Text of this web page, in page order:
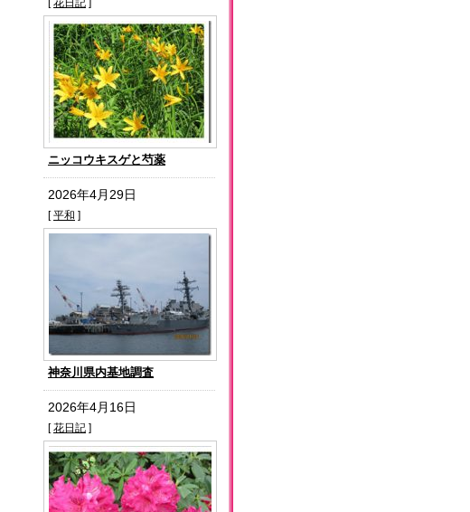
[花日記 ]
ニッコウキスゲと芍薬
2026年4月29日
[平和 ]
神奈川県内基地調査
2026年4月16日
[花日記 ]